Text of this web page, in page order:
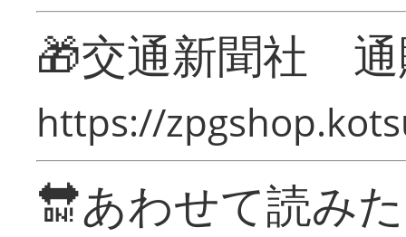
🎁交通新聞社
https://
🔛あわせて読み